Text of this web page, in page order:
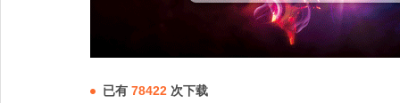
已有 78422 次下载